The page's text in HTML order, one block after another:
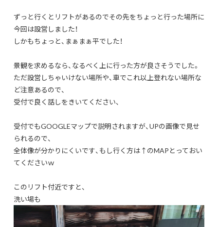
ずっと行くとリフトがあるのでその先をちょっと行った場所に
今回は設営しました！
しかもちょっと、まぁまぁ平でした！
景観を求めるなら、なるべく上に行った方が良さそうでした。
ただ設営しちゃいけない場所や、車でこれ以上登れない場所な
ど注意あるので、
受付で良く話しをきいてください、
受付でもGOOGLEマップで説明されますが、UPの画像で見せ
られるので、
全体像が分かりにくいです、もし行く方は↑のMAPとっておい
てくださいｗ
このリフト付近ですと、
洗い場も